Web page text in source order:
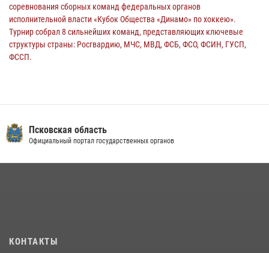
соревнования сборных команд федеральных органов
исполнительной власти «Кубок Общества «Динамо» по хоккею».
Турнир собрал 8 сильнейших команд, представляющих ключевые
структуры страны: Росгвардию, МЧС, МВД, ФСБ, ФСО, ФСИН, ГУСП,
ФССП.
24 июля 2026, 13:59 1
рабочее совещание
Псковская область
Официальный портал государственных органов
КОНТАКТЫ